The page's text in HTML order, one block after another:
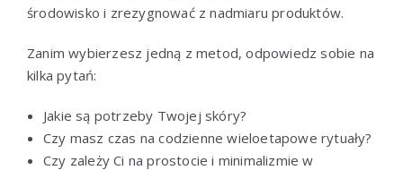
środowisko i zrezygnować z nadmiaru produktów.
Zanim wybierzesz jedną z metod, odpowiedz sobie na
kilka pytań:
Jakie są potrzeby Twojej skóry?
Czy masz czas na codzienne wieloetapowe rytuały?
Czy zależy Ci na prostocie i minimalizmie w